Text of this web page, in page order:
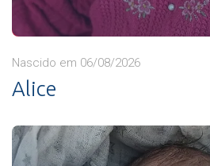
Nascido em 06/08/2026
Alice